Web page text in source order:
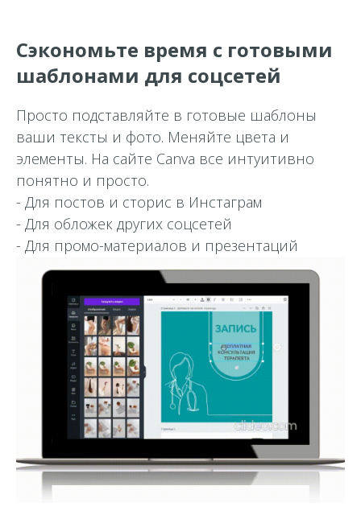
Сэкономьте время с готовыми
шаблонами для соцсетей
Просто подставляйте в готовые шаблоны
ваши тексты и фото. Меняйте цвета и
элементы. На сайте Canva все интуитивно
понятно и просто.
- Для постов и сторис в Инстаграм
- Для обложек других соцсетей
- Для промо-материалов и презентаций